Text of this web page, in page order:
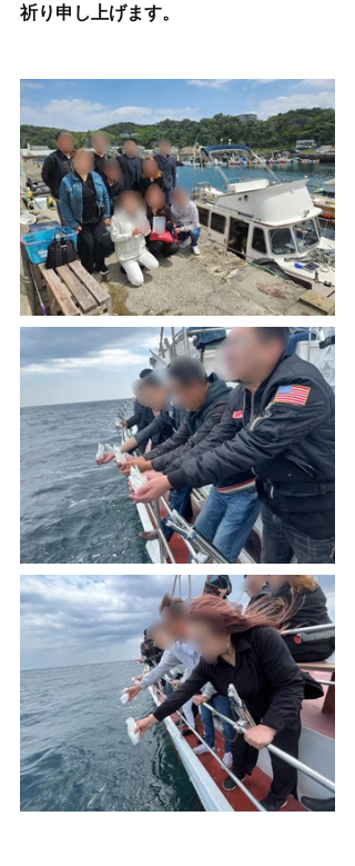
祈り申し上げます。